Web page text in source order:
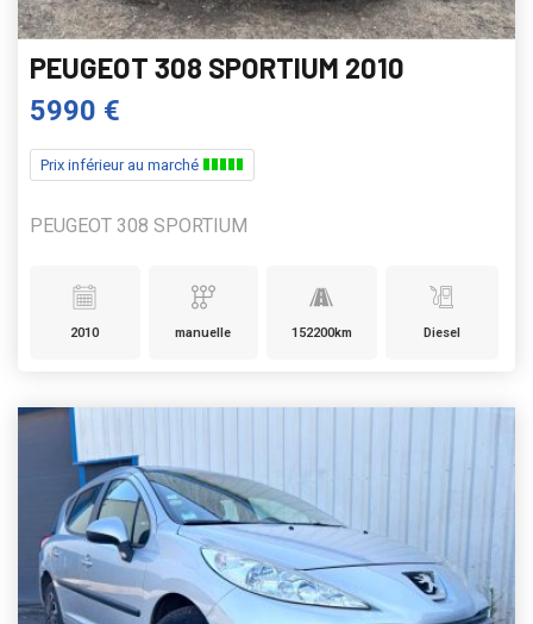
PEUGEOT 308 SPORTIUM 2010
5990 €
Prix inférieur au marché
PEUGEOT 308 SPORTIUM
2010 manuelle 152200km Diesel